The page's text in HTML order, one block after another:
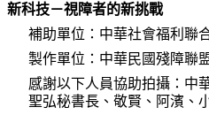
新科技－視障者的新挑戰
補助單位：中華社會福利 聯
製作單位：中華民國殘障聯
感謝以下人員協助拍攝：中
聖弘秘書長、敬賢、阿濱、